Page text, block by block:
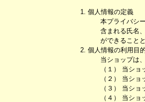
1. 個人情報の定義
本プライバシ
含まれる氏名
ができること
2. 個人情報の利用目
当ショップは
（１） 当シ
（２） 当シ
（３） 当シ
（４） 当シ